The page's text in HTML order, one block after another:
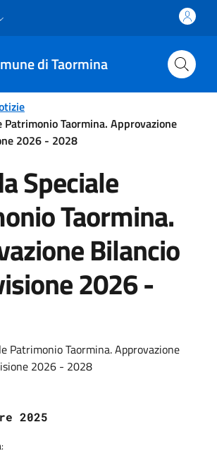
di Taormina
Patrimonio Taormina. Approvazione
2026 - 2028
Speciale
Taormina.
Bilancio
2026 -
Patrimonio Taormina. Approvazione
2026 - 2028
2025